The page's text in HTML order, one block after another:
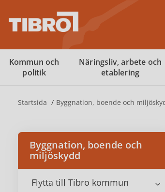
Kommun och
politik
Näringsliv, arbete och
etablering
Startsida Byggnation, boende och
Byggnation, boende och
miljöskydd
Flytta till Tibro kommun